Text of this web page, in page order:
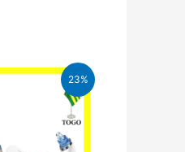
23%
Le
49.900 CFA.